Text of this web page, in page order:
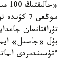
بۇل «جاسىل»
ءتۇسىندىردى